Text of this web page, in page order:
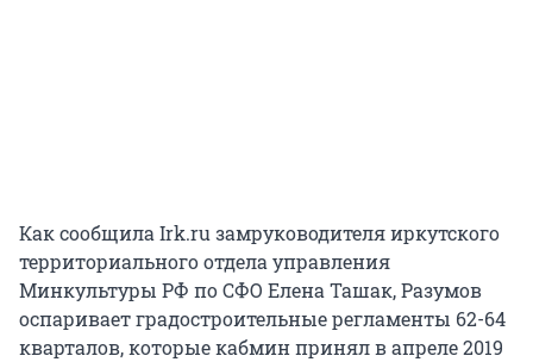
Как сообщила Irk.ru замруководителя иркутского
территориального отдела управления
Минкультуры РФ по СФО Елена Ташак, Разумов
оспаривает градостроительные регламенты 62-64
кварталов, которые кабмин принял в апреле 2019